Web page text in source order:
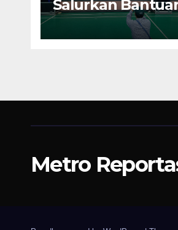
Salurkan
BSPS 250 Rumah
Direhap di
Metro